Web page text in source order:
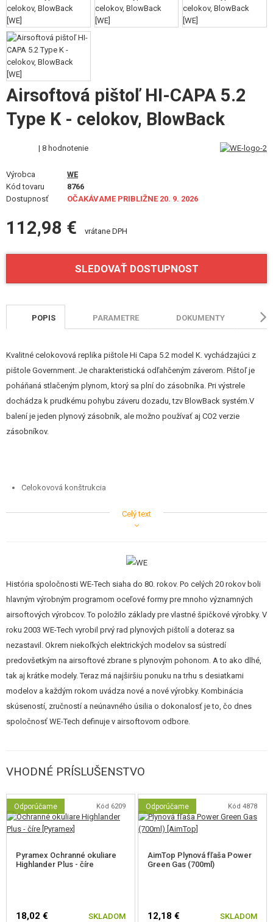
VÝSTROJ, UNIFORMY, PÚZDRA
MASKOVANIE, FARBY, PÁSKY
VYSIELAČKY, HEADSETY, KAMERY
DOPLNKY K ZBRANIAM, POPRUHY
NÁHRADNÉ DIELY ZBRANÍ, UPGRADE
SERVIS A ÚDRŽBA ZBRANÍ
SEBAOBRANA, VÝCVIK, NOŽE
TERČE, STRELNICE
OUTDOOR A BUSHCRAFT
JEDLO
STAVEBNICE, MODELY
NOVÝ TOVAR
ZĽAVY, AKCIE
KONTAKT
Airsoftová pištoľ HI-CAPA 5.2
Type K - celokov, BlowBack
| 8 hodnotenie
Výrobca
WE
Kód tovaru
8766
Dostupnosť
OČAKÁVAME PRIBLIŽNE 20. 9. 2026
112,98 € vrátane DPH
SLEDOVAŤ DOSTUPNOST
POPIS PARAMETRE DOKUMENTY
Kvalitné celokovová replika pištole Hi Capa 5.2 model K. vychádzajúci z
pištole Government. Je charakteristická odľahčeným záverom. Pištoľ je
poháňaná stlačeným plynom, ktorý sa plní do zásobníka. Pri výstrele
dochádza k prudkému pohybu záveru dozadu, tzv BlowBack systém.V
balení je jeden plynový zásobník, ale možno používať aj CO2 verzie
zásobníkov.
Celokovová konštrukcia
Reálna rozborka
Kvalitné spracovanie vrátane drobných detailov.
20mm montáž pre taktické doplnky.
Grafitovo sivá povrchová úprava.
Celý text
História spoločnosti WE-Tech siaha do 80. rokov. Po celých 20 rokov boli
hlavným výrobným programom oceľové formy pre mnoho významných
airsoftových výrobcov. To položilo základy pre vlastné špičkové výrobky. V
roku 2003 WE-Tech vyrobil prvý rad plynových pištolí a doteraz sa
nezastavil. Okrem niekoľkých elektrických modelov sa sústredí
predovšetkým na airsoftové zbrane s plynovým pohonom. A to ako dlhé,
tak aj krátke modely. Teraz má najširšiu ponuku na trhu s desiatkami
modelov a každým rokom uvádza nové a nové výrobky. Kombinácia
skúseností, zručností a neúnavného úsilia o dokonalosť je to, čo dnes
spoločnosť WE-Tech definuje v airsoftovom odbore.
VHODNÉ PRÍSLUŠENSTVO
Odporúčame Kód 6209
Pyramex Ochranné okuliare
Highlander Plus - číre
18,02 € SKLADOM
Odporúčame Kód 4878
AimTop Plynová fľaša Power
Green Gas (700ml)
12,18 € SKLADOM